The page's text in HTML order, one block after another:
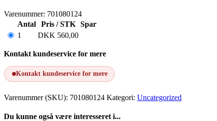
Varenummer: 701080124
Antal
Pris / STK
Spar
1
DKK 560,00
Kontakt kundeservice for mere
Kontakt kundeservice for mere
Varenummer (SKU): 701080124 Kategori: Uncategorized
Du kunne også være interesseret i...